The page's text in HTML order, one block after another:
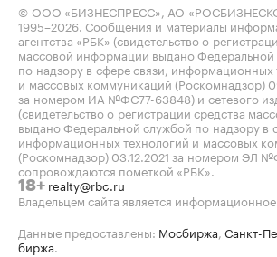
© ООО «БИЗНЕСПРЕСС», АО
1995–2026 . Сообщения и материалы
агентства «РБК» (свидетельство о
массовой информации выдано Федеральной
по надзору в сфере связи, информационных
и массовых коммуникаций (Роскомнадзор)
за номером ИА №ФС77-63848) и сетевого
(свидетельство о регистрации средства
выдано Федеральной службой по надзору в
информационных технологий и массовых
(Роскомнадзор) 03.12.2021 за номером ЭЛ
сопровождаются пометкой «РБК».
18+ realty@rbc.ru
Владельцем сайта является информационное
Данные предоставлены: Мосбиржа Санкт-
биржа